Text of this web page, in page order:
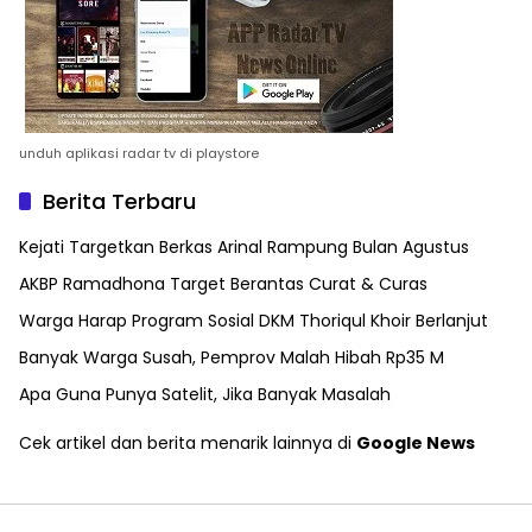
unduh aplikasi radar tv di playstore
Berita Terbaru
Kejati Targetkan Berkas Arinal Rampung Bulan Agustus
AKBP Ramadhona Target Berantas Curat & Curas
Warga Harap Program Sosial DKM Thoriqul Khoir Berlanjut
Banyak Warga Susah, Pemprov Malah Hibah Rp35 M
Apa Guna Punya Satelit, Jika Banyak Masalah
Cek artikel dan berita menarik lainnya di Google News